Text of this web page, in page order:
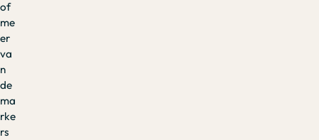
of
me
er
va
n
de
ma
rke
rs